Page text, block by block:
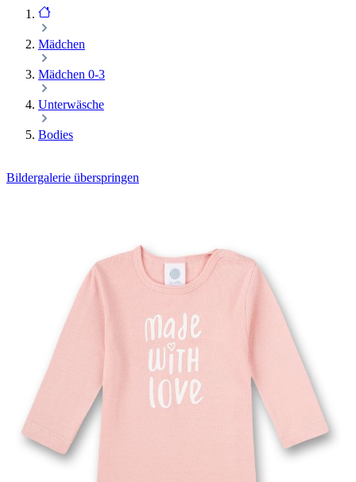
Mädchen
Mädchen 0-3
Unterwäsche
Bodies
Bildergalerie überspringen